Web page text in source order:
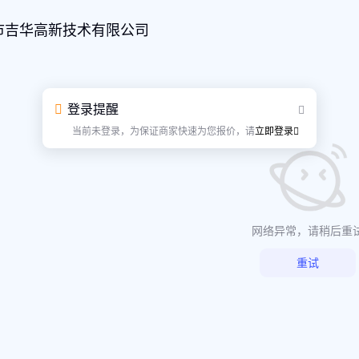
吉华高新技术有限公司
登录提醒
当前未登录，为保证商家快速为您报价，请立即登录
网络异常，请稍后重
重试